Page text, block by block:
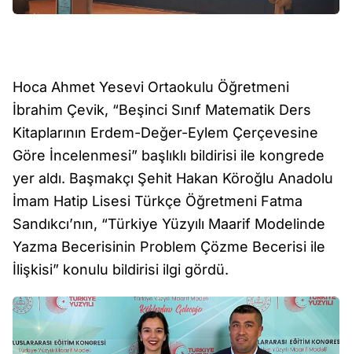
Hoca Ahmet Yesevi Ortaokulu Öğretmeni
İbrahim Çevik, “Beşinci Sınıf Matematik Ders
Kitaplarının Erdem-Değer-Eylem Çerçevesine
Göre İncelenmesi” başlıklı bildirisi ile kongrede
yer aldı. Başmakçı Şehit Hakan Köroğlu Anadolu
İmam Hatip Lisesi Türkçe Öğretmeni Fatma
Sandıkcı’nın, “Türkiye Yüzyılı Maarif Modelinde
Yazma Becerisinin Problem Çözme Becerisi ile
İlişkisi” konulu bildirisi ilgi gördü.